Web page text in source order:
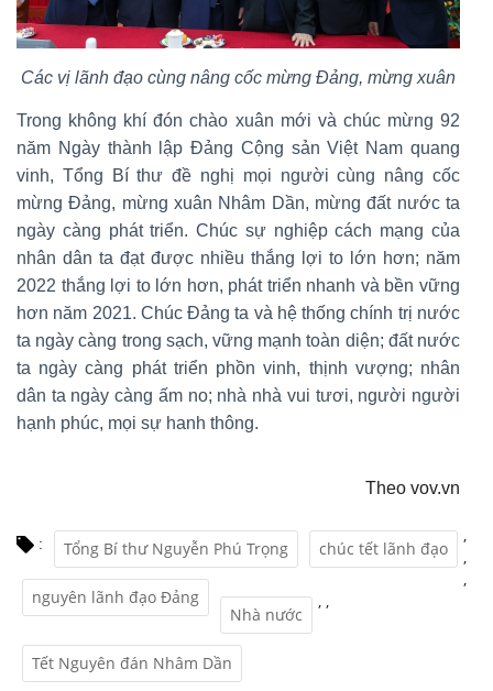
Các vị lãnh đạo cùng nâng cốc mừng Đảng, mừng xuân
Trong không khí đón chào xuân mới và chúc mừng 92
năm Ngày thành lập Đảng Cộng sản Việt Nam quang
vinh, Tổng Bí thư đề nghị mọi người cùng nâng cốc
mừng Đảng, mừng xuân Nhâm Dần, mừng đất nước ta
ngày càng phát triển. Chúc sự nghiệp cách mạng của
nhân dân ta đạt được nhiều thắng lợi to lớn hơn; năm
2022 thắng lợi to lớn hơn, phát triển nhanh và bền vững
hơn năm 2021. Chúc Đảng ta và hệ thống chính trị nước
ta ngày càng trong sạch, vững mạnh toàn diện; đất nước
ta ngày càng phát triển phồn vinh, thịnh vượng; nhân
dân ta ngày càng ấm no; nhà nhà vui tươi, người người
hạnh phúc, mọi sự hanh thông.
Theo vov.vn
: Tổng Bí thư Nguyễn Phú Trọng
,
chúc tết lãnh đạo
,
nguyên lãnh đạo Đảng
,
Nhà nước
,
Tết Nguyên đán Nhâm Dần
,